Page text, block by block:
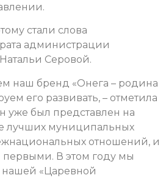
стали слова
администрации
Серовой.
наш бренд «Онега – родина
его развивать, – отметила
уже был представлен на
лучших муниципальных
отношений, и
первыми. В этом году мы
нашей «Царевной